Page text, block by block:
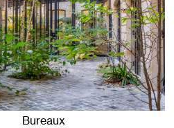
Bureaux